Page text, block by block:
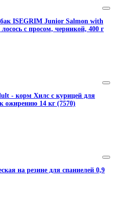
ISEGRIM Junior Salmon with
с просом, черникой, 400 г
- корм Хилс c курицей для
ожирению 14 кг (7570)
на резине для спаниелей 0,9